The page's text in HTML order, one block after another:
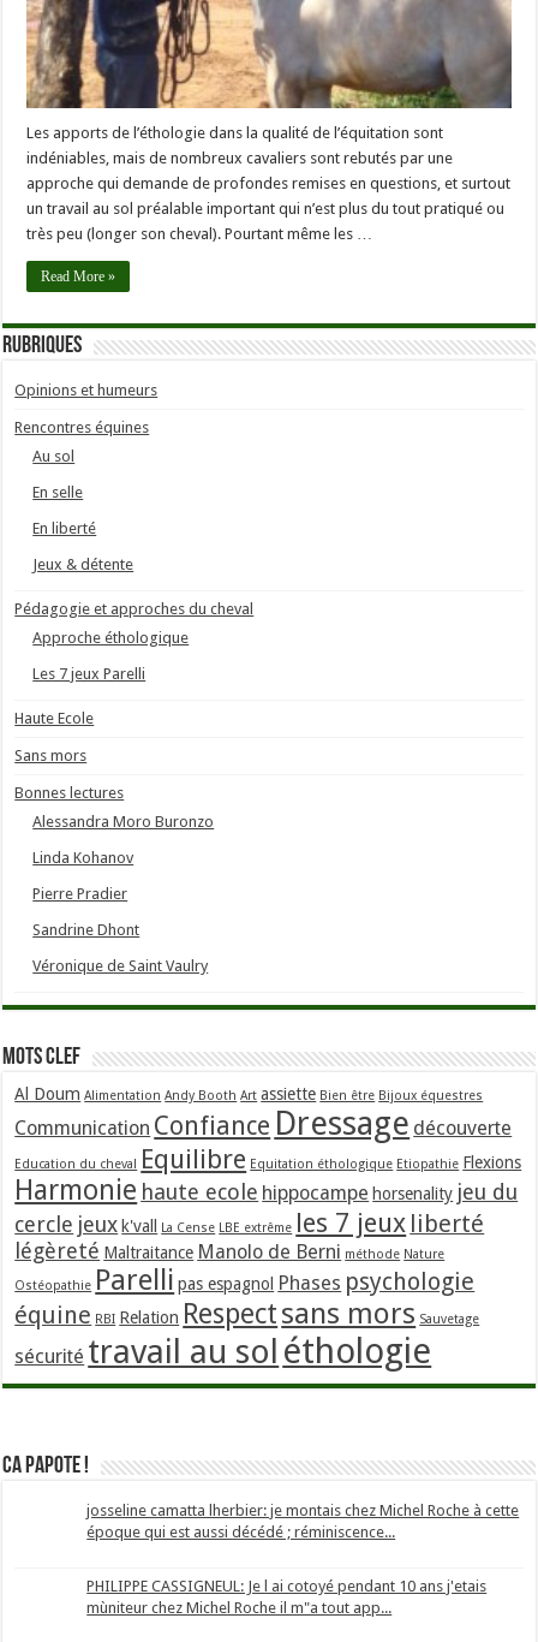
Les apports de l’éthologie dans la qualité de l’équitation sont
indéniables, mais de nombreux cavaliers sont rebutés par une
approche qui demande de profondes remises en questions, et surtout
un travail au sol préalable important qui n’est plus du tout pratiqué ou
très peu (longer son cheval). Pourtant même les …
Read More »
Rubriques
Opinions et humeurs
Rencontres équines
Au sol
En selle
En liberté
Jeux & détente
Pédagogie et approches du cheval
Approche éthologique
Les 7 jeux Parelli
Haute Ecole
Sans mors
Bonnes lectures
Alessandra Moro Buronzo
Linda Kohanov
Pierre Pradier
Sandrine Dhont
Véronique de Saint Vaulry
Mots clef
Al Doum Alimentation Andy Booth Art assiette Bien être Bijoux équestres
Communication Confiance Dressage découverte
Education du cheval Equilibre Equitation éthologique Etiopathie Flexions
Harmonie haute ecole hippocampe horsenality jeu du
cercle jeux k'vall La Cense LBE extrême les 7 jeux liberté
légèreté Maltraitance Manolo de Berni méthode Nature
Ostéopathie Parelli pas espagnol Phases psychologie
équine RBI Relation Respectsans mors Sauvetage
sécurité travail au sol éthologie
Ca papote !
josseline camatta lherbier: je montais chez Michel Roche à cette
époque qui est aussi décédé ; réminiscence...
PHILIPPE CASSIGNEUL: Je l ai cotoyé pendant 10 ans j'etais
mùniteur chez Michel Roche il m"a tout app...